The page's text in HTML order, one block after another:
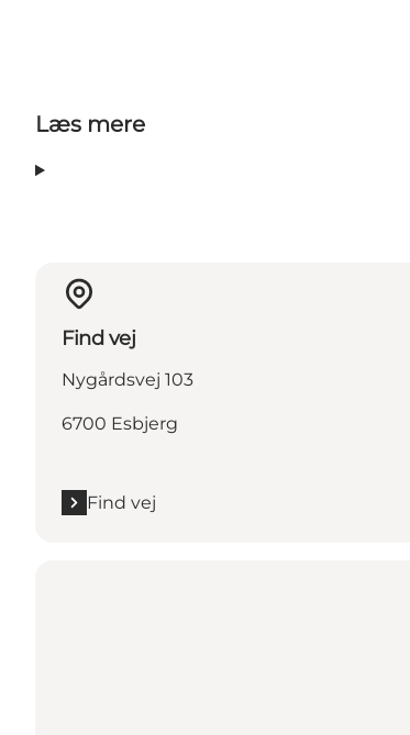
Læs mere
Find vej
Nygårdsvej 103
6700 Esbjerg
Find vej